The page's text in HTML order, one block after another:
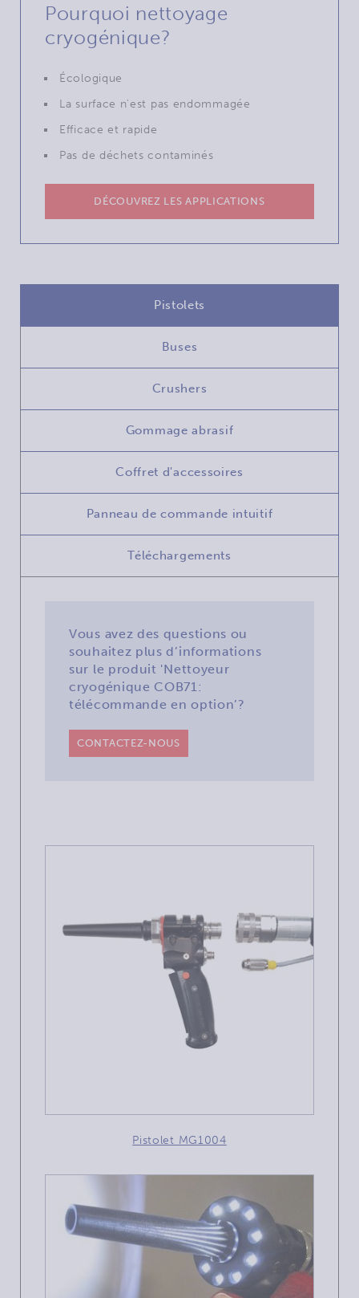
Pourquoi nettoyage
cryogénique?
Écologique
La surface n'est pas endommagée
Efficace et rapide
Pas de déchets contaminés
DÉCOUVREZ LES APPLICATIONS
Pistolets
Buses
Crushers
Gommage abrasif
Coffret d'accessoires
Panneau de commande intuitif
Téléchargements
Vous avez des questions ou
souhaitez plus d’informations
sur le produit 'Nettoyeur
cryogénique COB71:
télécommande en option’?
CONTACTEZ-NOUS
Pistolet MG1004